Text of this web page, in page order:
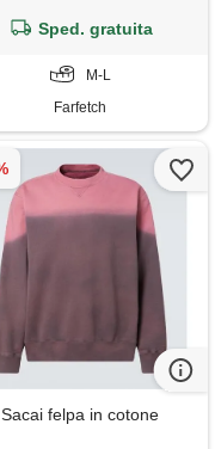
Sped. gratuita
M-L
Farfetch
Sacai felpa in cotone